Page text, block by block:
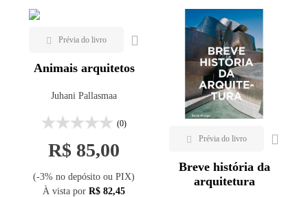
Animais arquitetos
Juhani Pallasmaa
(0)
R$ 85,00
(-3% no depósito ou PIX)
À vista por R$ 82,45
Breve história da
arquitetura